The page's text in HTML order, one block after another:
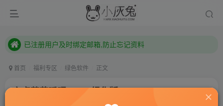
已注册用户及时绑定邮箱,防止忘记资料
已注册用户及时绑定邮箱,防止忘记资料
首页 福利专区 绿色软件 正文
安卓葵花睡眠v1.3.4绿化版